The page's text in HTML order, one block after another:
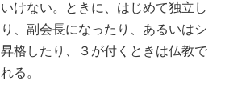
けない。ときに、はじめて独立し
、副会長になったり、あるいはシ
格したり、３が付くときは仏教で
る。